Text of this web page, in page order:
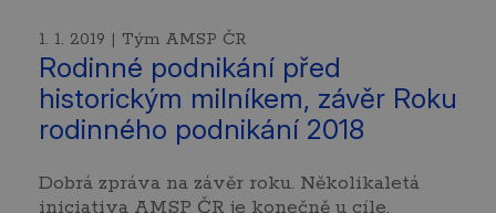
1. 1. 2019 | Tým AMSP ČR
Rodinné podnikání před
historickým milníkem, závěr Roku
rodinného podnikání 2018
Dobrá zpráva na závěr roku. Několikaletá
iniciativa AMSP ČR je konečně u cíle.